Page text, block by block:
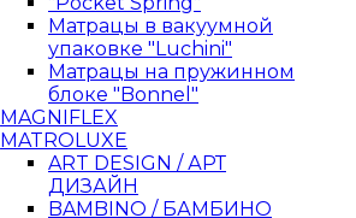
Матрацы в вакуумной
упаковке "Luchini"
Матрацы на пружинном
блоке "Bonnel"
MAGNIFLEX
MATROLUXE
ART DESIGN / АРТ
ДИЗАЙН
BAMBINO / БАМБИНО